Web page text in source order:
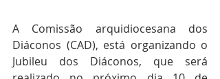
A Comissão arquidiocesana dos
Diáconos (CAD), está organizando o
Jubileu dos Diáconos, que será